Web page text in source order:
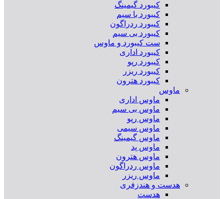
کیبورد گیمینگ
کیبورد با سیم
کیبورد ردراگون
کیبورد بی سیم
ست کیبورد و ماوس
کیبورد اداری
کیبورد رپو
کیبورد ریزر
کیبورد هترون
ماوس
ماوس اداری
ماوس بی سیم
ماوس رپو
ماوس سیمی
ماوس گیمینگ
ماوس پد
ماوس هترون
ماوس ردراگون
ماوس ریزر
هدست و هندزفری
هدست